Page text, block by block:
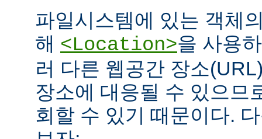
파일시스템에 있는 객체
해 <Location>을 사용
러 다른 웹공간 장소
장소에 대응될 수 있으므
회할 수 있기 때문이다.